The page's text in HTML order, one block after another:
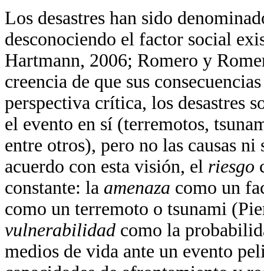
Los desastres han sido
desconociendo el factor social
Hartmann, 2006; Romero y
creencia de que sus
perspectiva crítica, los desastres
el evento en sí (terremotos,
entre otros), pero no las causas
acuerdo con esta visión, el riesgo
constante: la amenaza como un
como un terremoto o tsunami
vulnerabilidad como la
medios de vida ante un evento